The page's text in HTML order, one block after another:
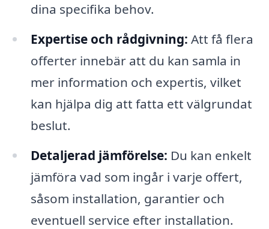
dina specifika behov.
Expertise och rådgivning: Att få flera
offerter innebär att du kan samla in
mer information och expertis, vilket
kan hjälpa dig att fatta ett välgrundat
beslut.
Detaljerad jämförelse: Du kan enkelt
jämföra vad som ingår i varje offert,
såsom installation, garantier och
eventuell service efter installation.